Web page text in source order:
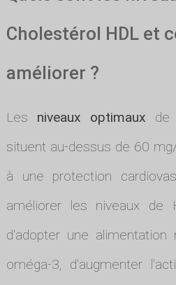
Cholestérol HDL et
améliorer ?
Les niveaux optimaux de
situent au-dessus de 60
à une protection
améliorer les niveaux de
d'adopter une
oméga-3, d'augmenter